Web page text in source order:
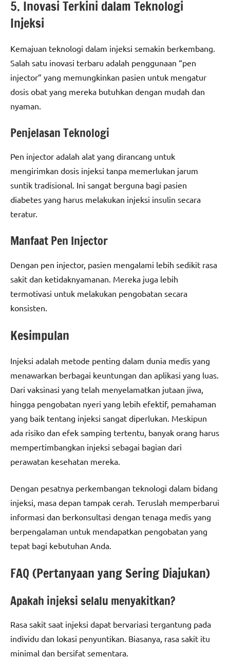
5. Inovasi Terkini dalam Teknologi
Injeksi
Kemajuan teknologi dalam injeksi semakin berkembang.
Salah satu inovasi terbaru adalah penggunaan “pen
injector” yang memungkinkan pasien untuk mengatur
dosis obat yang mereka butuhkan dengan mudah dan
nyaman.
Penjelasan Teknologi
Pen injector adalah alat yang dirancang untuk
mengirimkan dosis injeksi tanpa memerlukan jarum
suntik tradisional. Ini sangat berguna bagi pasien
diabetes yang harus melakukan injeksi insulin secara
teratur.
Manfaat Pen Injector
Dengan pen injector, pasien mengalami lebih sedikit rasa
sakit dan ketidaknyamanan. Mereka juga lebih
termotivasi untuk melakukan pengobatan secara
konsisten.
Kesimpulan
Injeksi adalah metode penting dalam dunia medis yang
menawarkan berbagai keuntungan dan aplikasi yang luas.
Dari vaksinasi yang telah menyelamatkan jutaan jiwa,
hingga pengobatan nyeri yang lebih efektif, pemahaman
yang baik tentang injeksi sangat diperlukan. Meskipun
ada risiko dan efek samping tertentu, banyak orang harus
mempertimbangkan injeksi sebagai bagian dari
perawatan kesehatan mereka.
Dengan pesatnya perkembangan teknologi dalam bidang
injeksi, masa depan tampak cerah. Teruslah memperbarui
informasi dan berkonsultasi dengan tenaga medis yang
berpengalaman untuk mendapatkan pengobatan yang
tepat bagi kebutuhan Anda.
FAQ (Pertanyaan yang Sering Diajukan)
Apakah injeksi selalu menyakitkan?
Rasa sakit saat injeksi dapat bervariasi tergantung pada
individu dan lokasi penyuntikan. Biasanya, rasa sakit itu
minimal dan bersifat sementara.